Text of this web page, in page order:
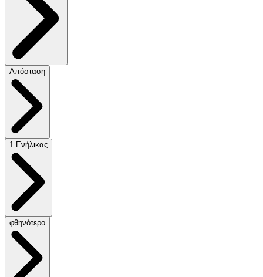
Απόσταση
1 Ενήλικας
φθηνότερο